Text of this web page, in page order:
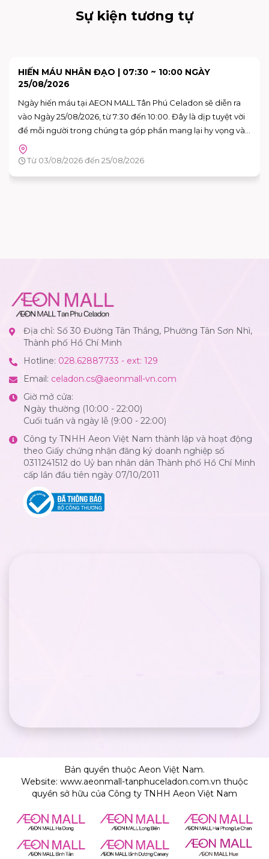
Sự kiện tương tự
SKY: CHILDREN OF THE LIGHT TRẢI NGHIỆM KHÔNG
GIAN NGHỆ THUẬT "VAN GOGH THƯƠNG MẾN"
Bạn đã sẵn sàng để bước vào những bức họa của Van Gogh
chưa?
Từ 15/08/2026 đến 16/08/2026
Địa chỉ: Số 30 Đường Tân Thắng, Phường Tân Sơn Nhì,
Thành phố Hồ Chí Minh
Hotline: 028.62887733 - ext: 129
Email: celadon.cs@aeonmall-vn.com
Giờ mở cửa:
Ngày thường (10:00 - 22:00)
Cuối tuần và ngày lễ (9:00 - 22:00)
Công ty TNHH Aeon Việt Nam thành lập và hoạt động
theo Giấy chứng nhận đăng ký doanh nghiệp số
0311241512 do Uỷ ban nhân dân Thành phố Hồ Chí Minh
cấp lần đầu tiên ngày 07/10/2011
Bản quyền thuộc Aeon Việt Nam.
Website: www.aeonmall-tanphuceladon.com.vn thuộc
quyền sở hữu của Công ty TNHH Aeon Việt Nam